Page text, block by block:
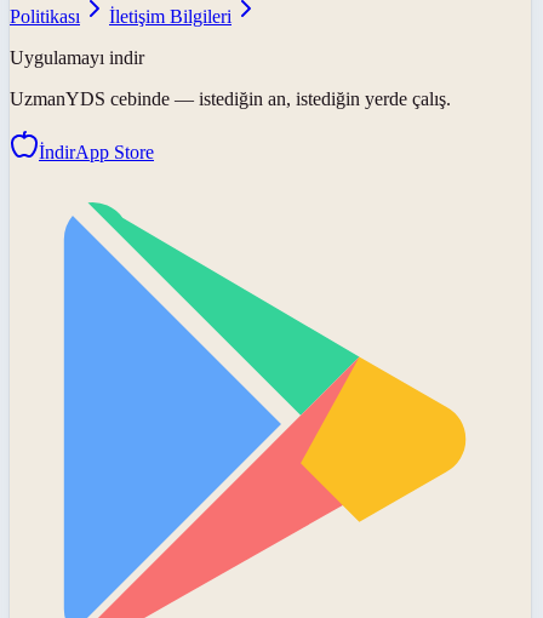
Politikası
İletişim Bilgileri
Uygulamayı indir
UzmanYDS cebinde — istediğin an, istediğin yerde çalış.
İndirApp Store